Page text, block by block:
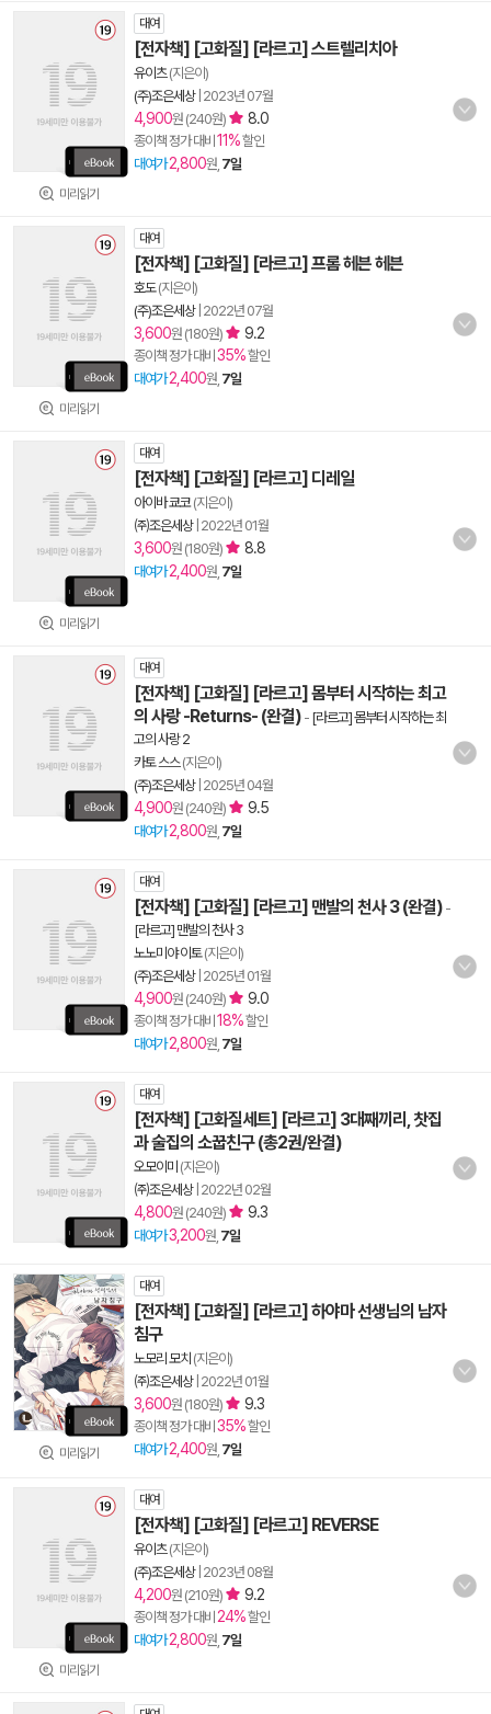
미리읽기
대여
[전자책] [고화질] [라르고] 스트렐리치아
유이츠(지은이)
(주)조은세상| 2023년 07월
4,900원 (240원) 8.0
종이책 정가 대비 11%할인
대여가 2,800원, 7일
미리읽기
대여
[전자책] [고화질] [라르고] 프롬 헤븐 헤븐
호도(지은이)
(주)조은세상| 2022년 07월
3,600원 (180원) 9.2
종이책 정가 대비 35%할인
대여가 2,400원, 7일
미리읽기
대여
[전자책] [고화질] [라르고] 디레일
아이바 쿄코(지은이)
㈜조은세상| 2022년 01월
3,600원 (180원) 8.8
대여가 2,400원, 7일
대여
[전자책] [고화질] [라르고] 몸부터 시작하는 최고
의 사랑 -Returns- (완결) - [라르고] 몸부터 시작하는 최
고의 사랑 2
카토 스스(지은이)
(주)조은세상| 2025년 04월
4,900원 (240원) 9.5
대여가 2,800원, 7일
대여
[전자책] [고화질] [라르고] 맨발의 천사 3 (완결) -
[라르고] 맨발의 천사 3
노노미야 이토(지은이)
(주)조은세상| 2025년 01월
4,900원 (240원) 9.0
종이책 정가 대비 18%할인
대여가 2,800원, 7일
대여
[전자책] [고화질세트] [라르고] 3대째끼리, 찻집
과 술집의 소꿉친구 (총2권/완결)
오모이미 (지은이)
㈜조은세상| 2022년 02월
4,800원 (240원) 9.3
대여가3,200원, 7일
미리읽기
대여
[전자책] [고화질] [라르고] 하야마 선생님의 남자
침구
노모리 모치 (지은이)
㈜조은세상| 2022년 01월
3,600원 (180원) 9.3
종이책 정가 대비 35%할인
대여가 2,400원, 7일
미리읽기
대여
[전자책] [고화질] [라르고] REVERSE
유이츠(지은이)
(주)조은세상| 2023년 08월
4,200원 (210원) 9.2
종이책 정가 대비 24%할인
대여가 2,800원, 7일